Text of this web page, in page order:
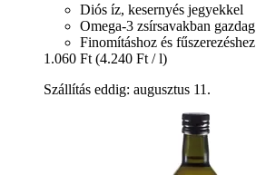
Diós íz, kesernyés jegyekkel
Omega-3 zsírsavakban gazdag
Finomításhoz és fűszerezéshez
1.060 Ft (4.240 Ft / l)
Szállítás eddig: augusztus 11.